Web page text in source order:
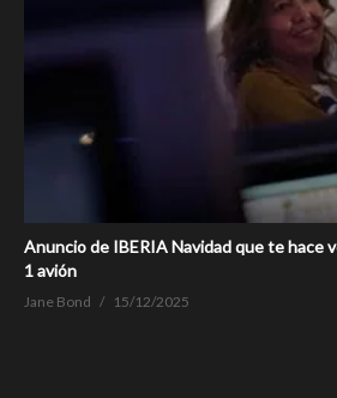
Anuncio de IBERIA Navidad que te hace
1 avión
Jane Bond 15/12/2025